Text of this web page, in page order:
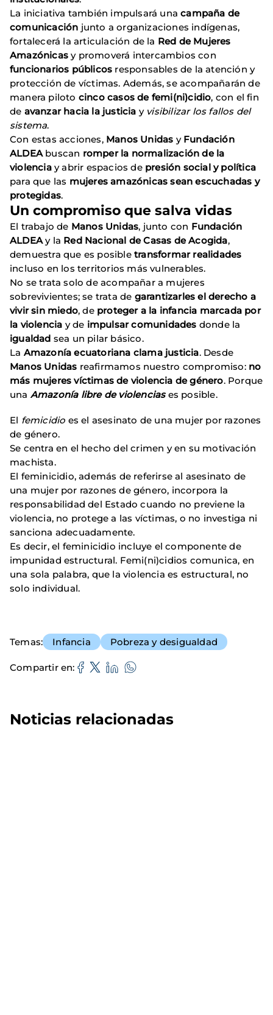
La iniciativa también impulsará unacampaña de
comunicación junto a organizaciones indígenas,
fortalecerá la articulación de la Red de Mujeres
Amazónicas y promoverá intercambios con
funcionarios públicos responsables de la atención y
protección de víctimas. Además, se acompañarán de
manera piloto cinco casos de femi(ni)cidio, con el fin
de avanzar hacia la justicia y visibilizar los fallos del
sistema.
Con estas acciones, Manos Unidas y Fundación
ALDEAbuscan romper la normalización de la
violenciay abrir espacios de presión social y política
para que las mujeres amazónicas sean escuchadas y
protegidas.
Un compromiso que salva vidas
El trabajo de Manos Unidas, junto con Fundación
ALDEAy la Red Nacional de Casas de Acogida,
demuestra que es posible transformar realidades
incluso en los territorios más vulnerables.
No se trata solo de acompañar a mujeres
sobrevivientes; se trata de garantizarles el derecho a
vivir sin miedo, de proteger a la infancia marcada por
la violencia y de impulsar comunidades donde la
igualdad sea un pilar básico.
La Amazonía ecuatoriana clama justicia. Desde
Manos Unidas reafirmamos nuestro compromiso: no
más mujeres víctimas de violencia de género. Porque
una Amazonía libre de violenciases posible.
El femicidio es el asesinato de una mujer por razones
de género.
Se centra en el hecho del crimen y en su motivación
machista.
El feminicidio, además de referirse al asesinato de
una mujer por razones de género, incorpora la
responsabilidad del Estado cuando no previene la
violencia, no protege a las víctimas, o no investiga ni
sanciona adecuadamente.
Es decir, el feminicidio incluye el componente de
impunidad estructural. Femi(ni)cidios comunica, en
una sola palabra, que la violencia es estructural, no
solo individual.
Temas Infancia Pobreza y desigualdad
Compartir en
Noticias relacionadas